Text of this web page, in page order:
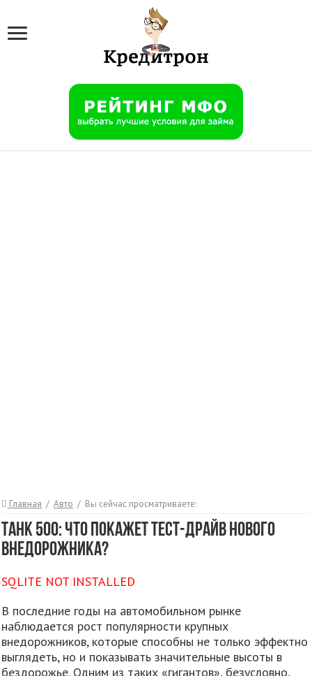
Главная / Авто / Вы сейчас просматриваете:
Танк 500: Что покажет тест-драйв нового
внедорожника?
SQLITE NOT INSTALLED
В последние годы на автомобильном рынке
наблюдается рост популярности крупных
внедорожников, которые способны не только эффектно
выглядеть, но и показывать значительные высоты в
бездорожье. Одним из таких «гигантов», безусловно,